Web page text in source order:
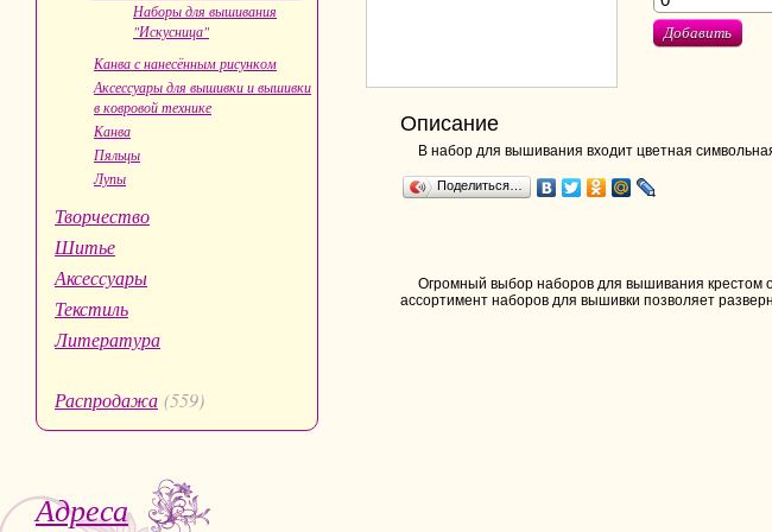
Наборы для вышивания
"Искусница"
Канва с нанесённым рисунком
Аксессуары для вышивки и вышивки
в ковровой технике
Канва
Пяльцы
Лупы
Творчество
Шитье
Аксессуары
Текстиль
Литература
Распродажа (559)
Адреса
Добавить
Описание
В набор для вышивания входит цветная
Поделиться…
Огромный выбор наборов для вышивания крестом
ассортимент наборов для вышивки позволяет